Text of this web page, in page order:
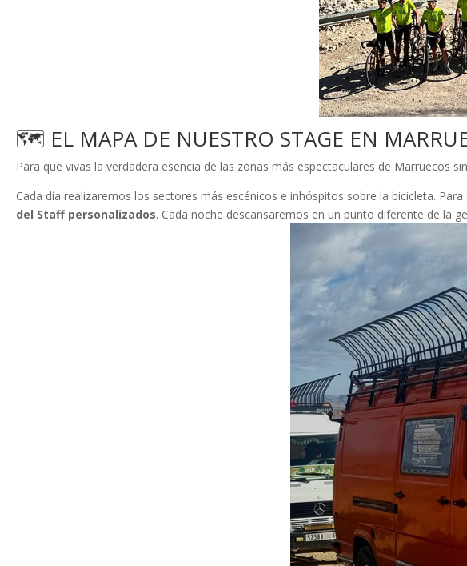
🗺️ EL MAPA DE NUESTRO STAGE EN
Para que vivas la verdadera esencia de las zonas más espectaculares de
Cada día realizaremos los sectores más escénicos e inhóspitos sobre la bicicleta.
del Staff personalizados. Cada noche descansaremos en un punto diferente de la